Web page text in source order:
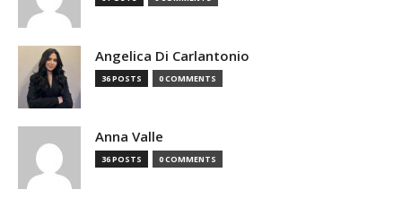
Angelica Di Carlantonio
36 POSTS 0 COMMENTS
Anna Valle
36 POSTS 0 COMMENTS